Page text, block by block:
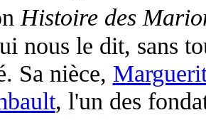
Histoire des
nous le dit, sans
Sa nièce,
, l'un des